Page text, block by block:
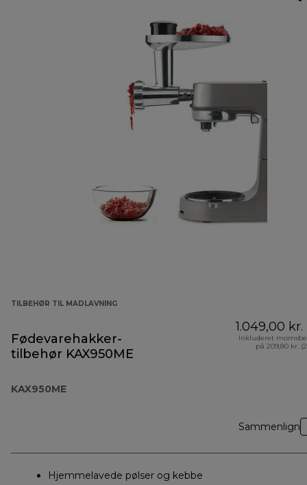
TILBEHØR TIL MADLAVNING
Fødevarehakker-
tilbehør KAX950ME
KAX950ME
1.049,00 kr.
Inkluderet
på 209,80 kr.
Sammenlign
Hjemmelavede pølser og kebbe